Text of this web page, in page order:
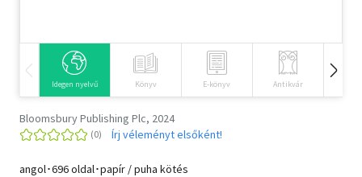
Idegen nyelvű Könyv E-könyv Antikvár
Bloomsbury Publishing Plc, 2024
Írj véleményt elsőként!
angol･696 oldal･papír / puha kötés